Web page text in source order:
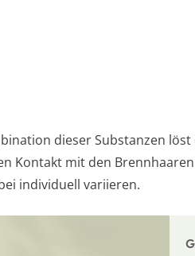
dieser Substanzen
Kontakt mit den
individuell variieren.